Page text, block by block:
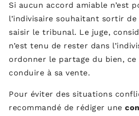
Si aucun accord amiable n’est
l’indivisaire souhaitant sortir de
saisir le tribunal. Le juge,
n’est tenu de rester dans
ordonner le partage du bien,
conduire à sa vente.
Pour éviter des situations
recommandé de rédiger une